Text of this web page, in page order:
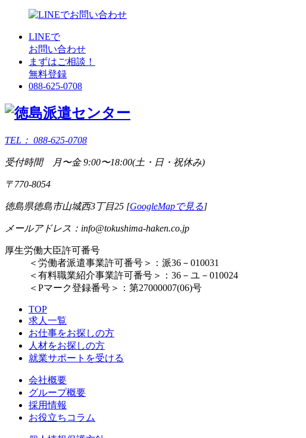
LINEで
お問い合わせ
まずはご相談！
無料登録
088-625-0708
TEL： 088-625-0708
受付時間 月〜金 9:00〜18:00(土・日・祝休み)
〒770-8054
徳島県徳島市山城西3丁目25 [GoogleMapで見る]
メールアドレス：info@tokushima-haken.co.jp
厚生労働大臣許可番号
＜労働者派遣事業許可番号＞：派36－010031
＜有料職業紹介事業許可番号＞：36－ユ－010024
＜Pマーク登録番号＞：第27000007(06)号
TOP
求人一覧
お仕事をお探しの方
人材をお探しの方
就業サポートを受ける
会社概要
グループ概要
採用情報
お役立ちコラム